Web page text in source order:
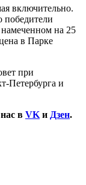
включительно.
победители
на 25
в Парке
при
Петербурга и
в VK и Дзен.